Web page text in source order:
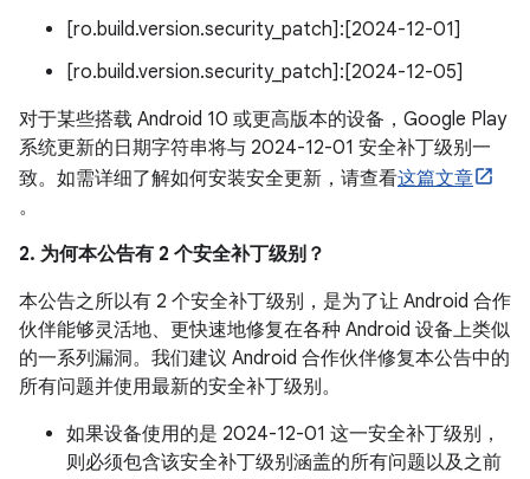
[ro.build.version.security_patch]:[2024-12-01]
[ro.build.version.security_patch]:[2024-12-05]
对于某些搭载 Android 10 或更高版本的设备，Google Play
系统更新的日期字符串将与 2024-12-01 安全补丁级别一
致。如需详细了解如何安装安全更新，请查看这篇文章
。
2. 为何本公告有 2 个安全补丁级别？
本公告之所以有 2 个安全补丁级别，是为了让 Android 合作
伙伴能够灵活地、更快速地修复在各种 Android 设备上类似
的一系列漏洞。我们建议 Android 合作伙伴修复本公告中的
所有问题并使用最新的安全补丁级别。
如果设备使用的是 2024-12-01 这一安全补丁级别，
则必须包含该安全补丁级别涵盖的所有问题以及之前